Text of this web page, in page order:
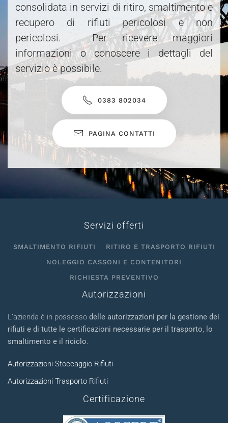
consolidata in servizi di ritiro, smaltimento e
recupero di rifiuti pericolosi e non
pericolosi. Per ricevere maggiori
informazioni o conoscere i dettagli del
servizio è possibile.
0383 802034
PAGINA CONTATTI
Servizi offerti
SMALTIMENTO RIFIUTI
RITIRO E TRASPORTO RIFIUTI
NOLEGGIO CASSONI E CONTENITORI
RICHIESTA PREVENTIVO
Autorizzazioni
L’azienda è in possesso delle autorizzazioni per la gestione dei
rifiuti e di tutte le certificazioni necessarie per il trasporto, lo
smaltimento e il riciclo.
Autorizzazioni Stoccaggio Rifiuti
Autorizzazioni Trasporto Rifiuti
Certificazione